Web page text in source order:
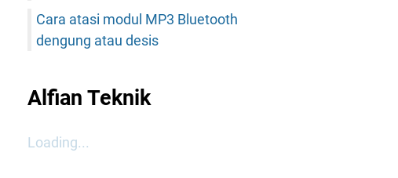
Cara atasi modul MP3 Bluetooth
dengung atau desis
Alfian Teknik
Loading...